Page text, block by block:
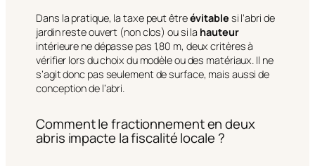
Dans la pratique, la taxe peut êtreévitable si l’abri de
jardin reste ouvert (non clos) ou si la hauteur
intérieure ne dépasse pas 1,80 m, deux critères à
vérifier lors du choix du modèle ou des matériaux. Il ne
s’agit donc pas seulement de surface, mais aussi de
conception de l’abri.
Comment le fractionnement en deux
abris impacte la fiscalité locale ?